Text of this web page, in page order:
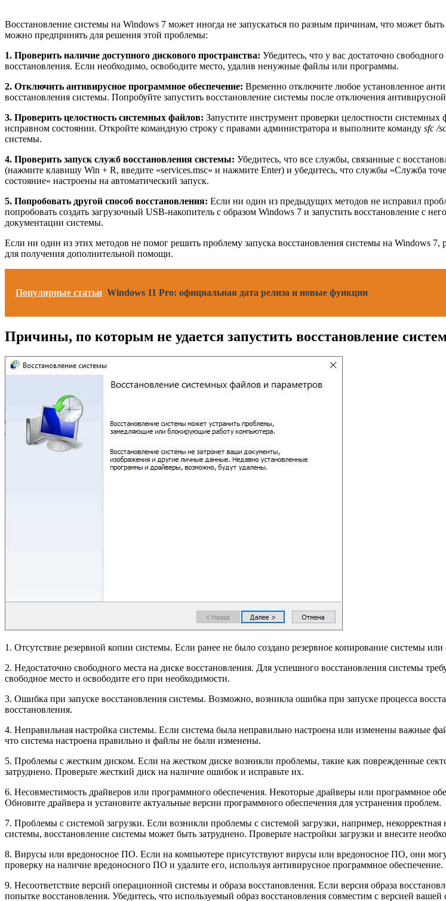
Восстановление системы на Windows 7 может иногда не запускаться по разным причинам, что может
можно предпринять для решения этой проблемы:
1. Проверить наличие доступного дискового пространства: Убедитесь, что у вас достаточно
восстановления. Если необходимо, освободите место, удалив ненужные файлы или программы.
2. Отключить антивирусное программное обеспечение: Временно отключите любое установленное
восстановления системы. Попробуйте запустить восстановление системы после отключения
3. Проверить целостность системных файлов: Запустите инструмент проверки целостности
исправном состоянии. Откройте командную строку с правами администратора и выполните команду sfc /
системы.
4. Проверить запуск служб восстановления системы: Убедитесь, что все службы, связанные с
(нажмите клавишу Win + R, введите «services.msc» и нажмите Enter) и убедитесь, что службы «Служба
состояние» настроены на автоматический запуск.
5. Попробовать другой способ восстановления: Если ни один из предыдущих методов не исправил
попробовать создать загрузочный USB-накопитель с образом Windows 7 и запустить восстановление с
документации системы.
Если ни один из этих методов не помог решить проблему запуска восстановления системы на Windows
для получения дополнительной помощи.
Популярные статьи Windows 11 Pro: официальная дата релиза и новые функции
Причины, по которым не удается запустить восстановление
1. Отсутствие резервной копии системы. Если ранее не было создано резервное копирование системы
2. Недостаточно свободного места на диске восстановления. Для успешного восстановления системы
свободное место и освободите его при необходимости.
3. Ошибка при запуске восстановления системы. Возможно, возникла ошибка при запуске процесса
восстановления.
4. Неправильная настройка системы. Если система была неправильно настроена или изменены важные
что система настроена правильно и файлы не были изменены.
5. Проблемы с жестким диском. Если на жестком диске возникли проблемы, такие как поврежденные
затруднено. Проверьте жесткий диск на наличие ошибок и исправьте их.
6. Несовместимость драйверов или программного обеспечения. Некоторые драйверы или программное
Обновите драйвера и установите актуальные версии программного обеспечения для устранения проблем.
7. Проблемы с системой загрузки. Если возникли проблемы с системой загрузки, например,
системы, восстановление системы может быть затруднено. Проверьте настройки загрузки и внесите
8. Вирусы или вредоносное ПО. Если на компьютере присутствуют вирусы или вредоносное ПО, они
проверку на наличие вредоносного ПО и удалите его, используя антивирусное программное обеспечение.
9. Несоответствие версий операционной системы и образа восстановления. Если версия образа
попытке восстановления. Убедитесь, что используемый образ восстановления совместим с версией